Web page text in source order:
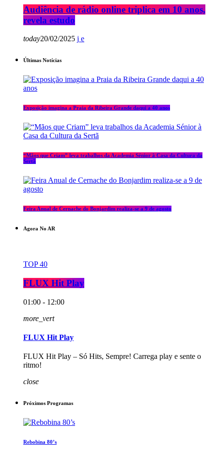
Audiência de rádio online triplica em 10 anos,
revela estudo
today20/02/2025
Últimas Notícias
Exposição imagina a Praia da Ribeira Grande daqui a 40 anos
“Mãos que Criam” leva trabalhos da Academia Sénior à Casa da Cultura da
Sertã
Feira Anual de Cernache do Bonjardim realiza-se a 9 de agosto
Agora No AR
TOP 40
FLUX Hit Play
01:00 - 12:00
more_vert
FLUX Hit Play
FLUX Hit Play – Só Hits, Sempre! Carrega play e sente o
ritmo!
close
Próximos Programas
Rebobina 80’s